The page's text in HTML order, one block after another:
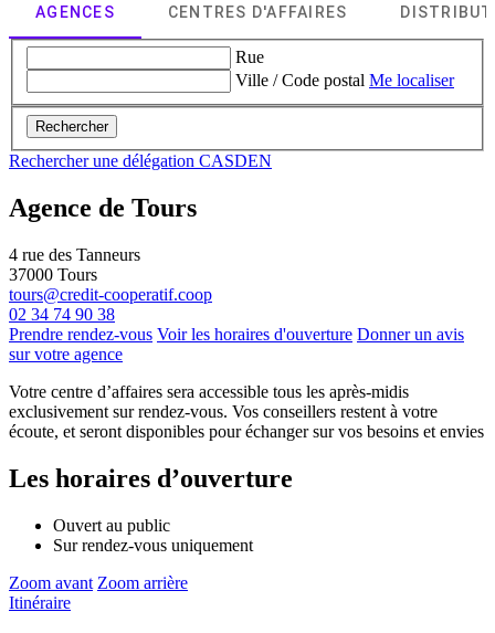
AGENCES CENTRES D'AFFAIRES
Rue
Ville / Code postal Me localiser
Rechercher
Rechercher une délégation CASDEN
Agence de Tours
4 rue des Tanneurs
37000 Tours
tours@credit-cooperatif.coop
02 34 74 90 38
Prendre rendez-vous Voir les horaires d'ouverture Donner un avis
sur votre agence
Votre centre d’affaires sera accessible tous les après-midis
exclusivement sur rendez-vous. Vos conseillers restent à votre
écoute, et seront disponibles pour échanger sur vos besoins et envies
Les horaires d’ouverture
Ouvert au public
Sur rendez-vous uniquement
Zoom avant Zoom arrière
Itinéraire